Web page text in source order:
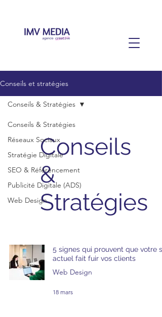
Conseils et stratégies
Conseils & Stratégies
Réseaux Sociaux
Stratégie Digitale
SEO & Référencement
Publicité Digitale (ADS)
Web Design
Conseils & Stratégies
Conseils
&
Stratégies
5 signes qui prouvent que votre
actuel fait fuir vos clients
Web Design
18 mars